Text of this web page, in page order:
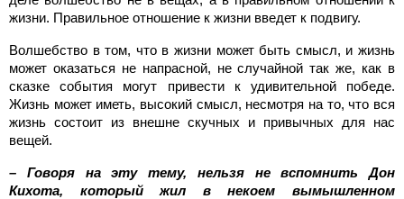
жизни. Правильное отношение к жизни введет к подвигу.
Волшебство в том, что в жизни может быть смысл, и жизнь
может оказаться не напрасной, не случайной так же, как в
сказке события могут привести к удивительной победе.
Жизнь может иметь, высокий смысл, несмотря на то, что вся
жизнь состоит из внешне скучных и привычных для нас
вещей.
– Говоря на эту тему, нельзя не вспомнить Дон
Кихота, который жил в некоем вымышленном